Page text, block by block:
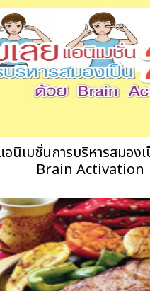
อนิเมชั่นการบริหารสมอง
Brain Activation